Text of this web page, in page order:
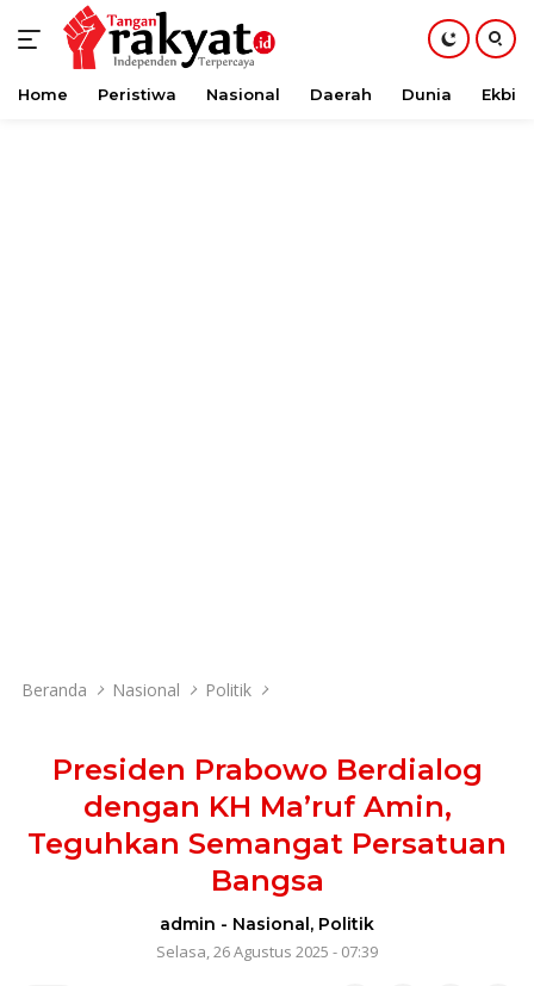
Langsung
Home Peristiwa Nasional Daerah Dunia Ekbis
Beranda Nasional Politik
Presiden Prabowo Berdialog
dengan KH Ma’ruf Amin,
Teguhkan Semangat Persatuan
Bangsa
admin - Nasional, Politik
Selasa, 26 Agustus 2025 - 07:39